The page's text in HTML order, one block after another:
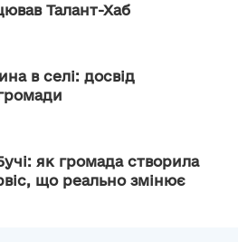
Талант-Хаб
в селі: досвід
як громада створила
що реально змінює